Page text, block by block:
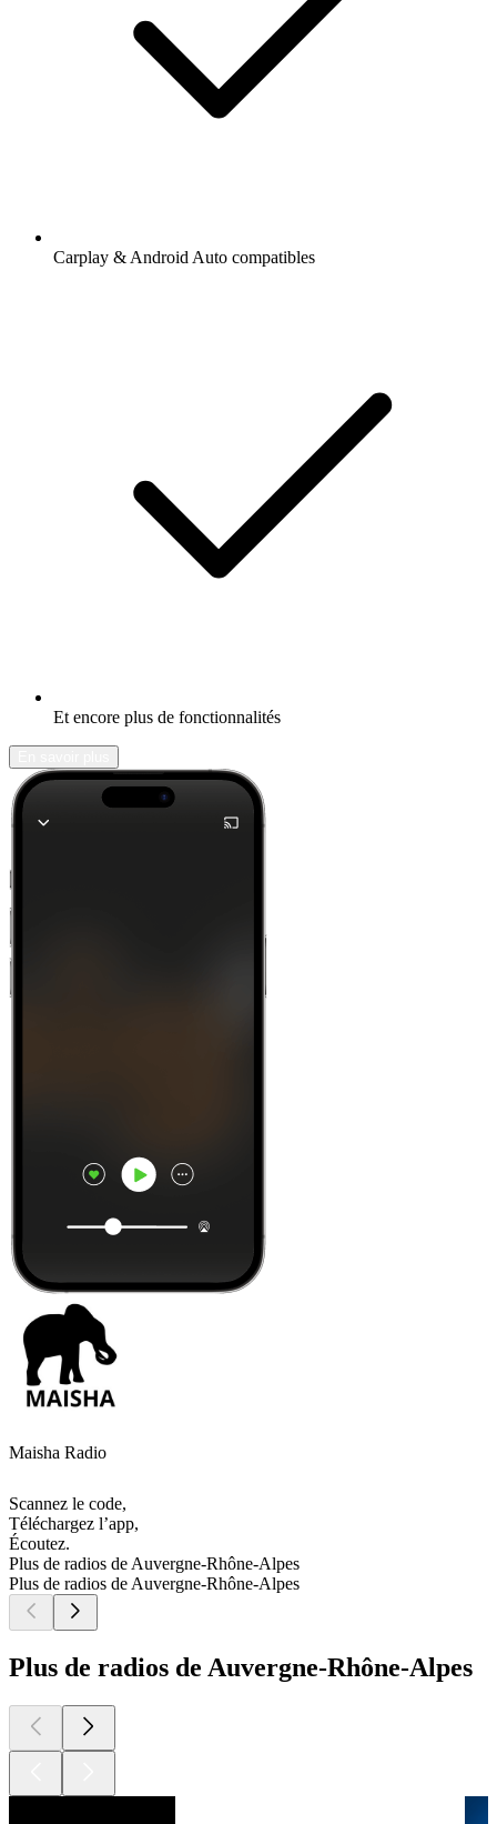
Carplay & Android Auto compatibles
Et encore plus de fonctionnalités
Maisha Radio
Scannez le code,
Téléchargez l’app,
Écoutez.
Plus de radios de Auvergne-Rhône-Alpes
Plus de radios de Auvergne-Rhône-Alpes
Plus de radios de Auvergne-Rhône-Alpes